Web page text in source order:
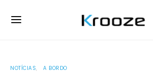
NOTÍCIAS A BORDO